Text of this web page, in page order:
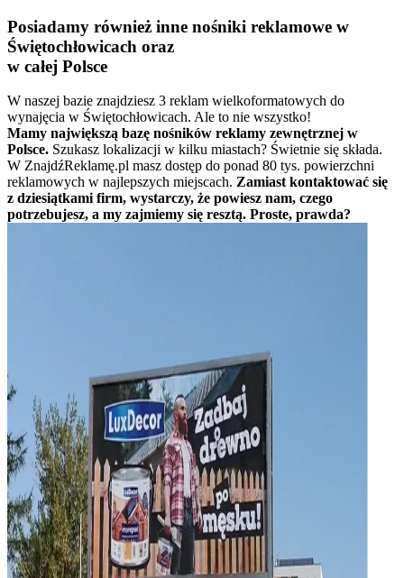
Posiadamy również inne nośniki reklamowe w
Świętochłowicach oraz
w całej Polsce
W naszej bazie znajdziesz 3 reklam wielkoformatowych do
wynajęcia w Świętochłowicach. Ale to nie wszystko!
Mamy największą bazę nośników reklamy zewnętrznej w
Polsce. Szukasz lokalizacji w kilku miastach? Świetnie się składa.
W ZnajdźReklamę.pl masz dostęp do ponad 80 tys. powierzchni
reklamowych w najlepszych miejscach. Zamiast kontaktować się
z dziesiątkami firm, wystarczy, że powiesz nam, czego
potrzebujesz, a my zajmiemy się resztą. Proste, prawda?